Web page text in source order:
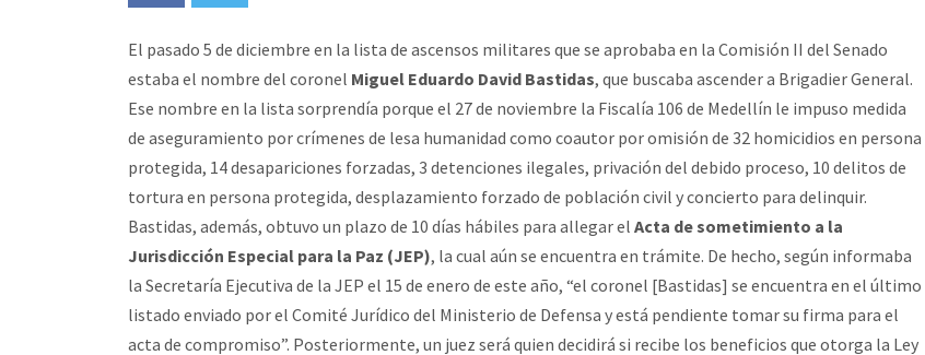
El pasado 5 de diciembre en la lista de ascensos militares que se aprobaba en la Comisión II del Senado
estaba el nombre del coronel Miguel Eduardo David Bastidas, que buscaba ascender a Brigadier General.
Ese nombre en la lista sorprendía porque el 27 de noviembre la Fiscalía 106 de Medellín le impuso medida
de aseguramiento por crímenes de lesa humanidad como coautor por omisión de 32 homicidios en persona
protegida, 14 desapariciones forzadas, 3 detenciones ilegales, privación del debido proceso, 10 delitos de
tortura en persona protegida, desplazamiento forzado de población civil y concierto para delinquir.
Bastidas, además, obtuvo un plazo de 10 días hábiles para allegar el Acta de sometimiento a la
Jurisdicción Especial para la Paz (JEP), la cual aún se encuentra en trámite. De hecho, según informaba
la Secretaría Ejecutiva de la JEP el 15 de enero de este año, “el coronel [Bastidas] se encuentra en el último
listado enviado por el Comité Jurídico del Ministerio de Defensa y está pendiente tomar su firma para el
acta de compromiso”. Posteriormente, un juez será quien decidirá si recibe los beneficios que otorga la Ley